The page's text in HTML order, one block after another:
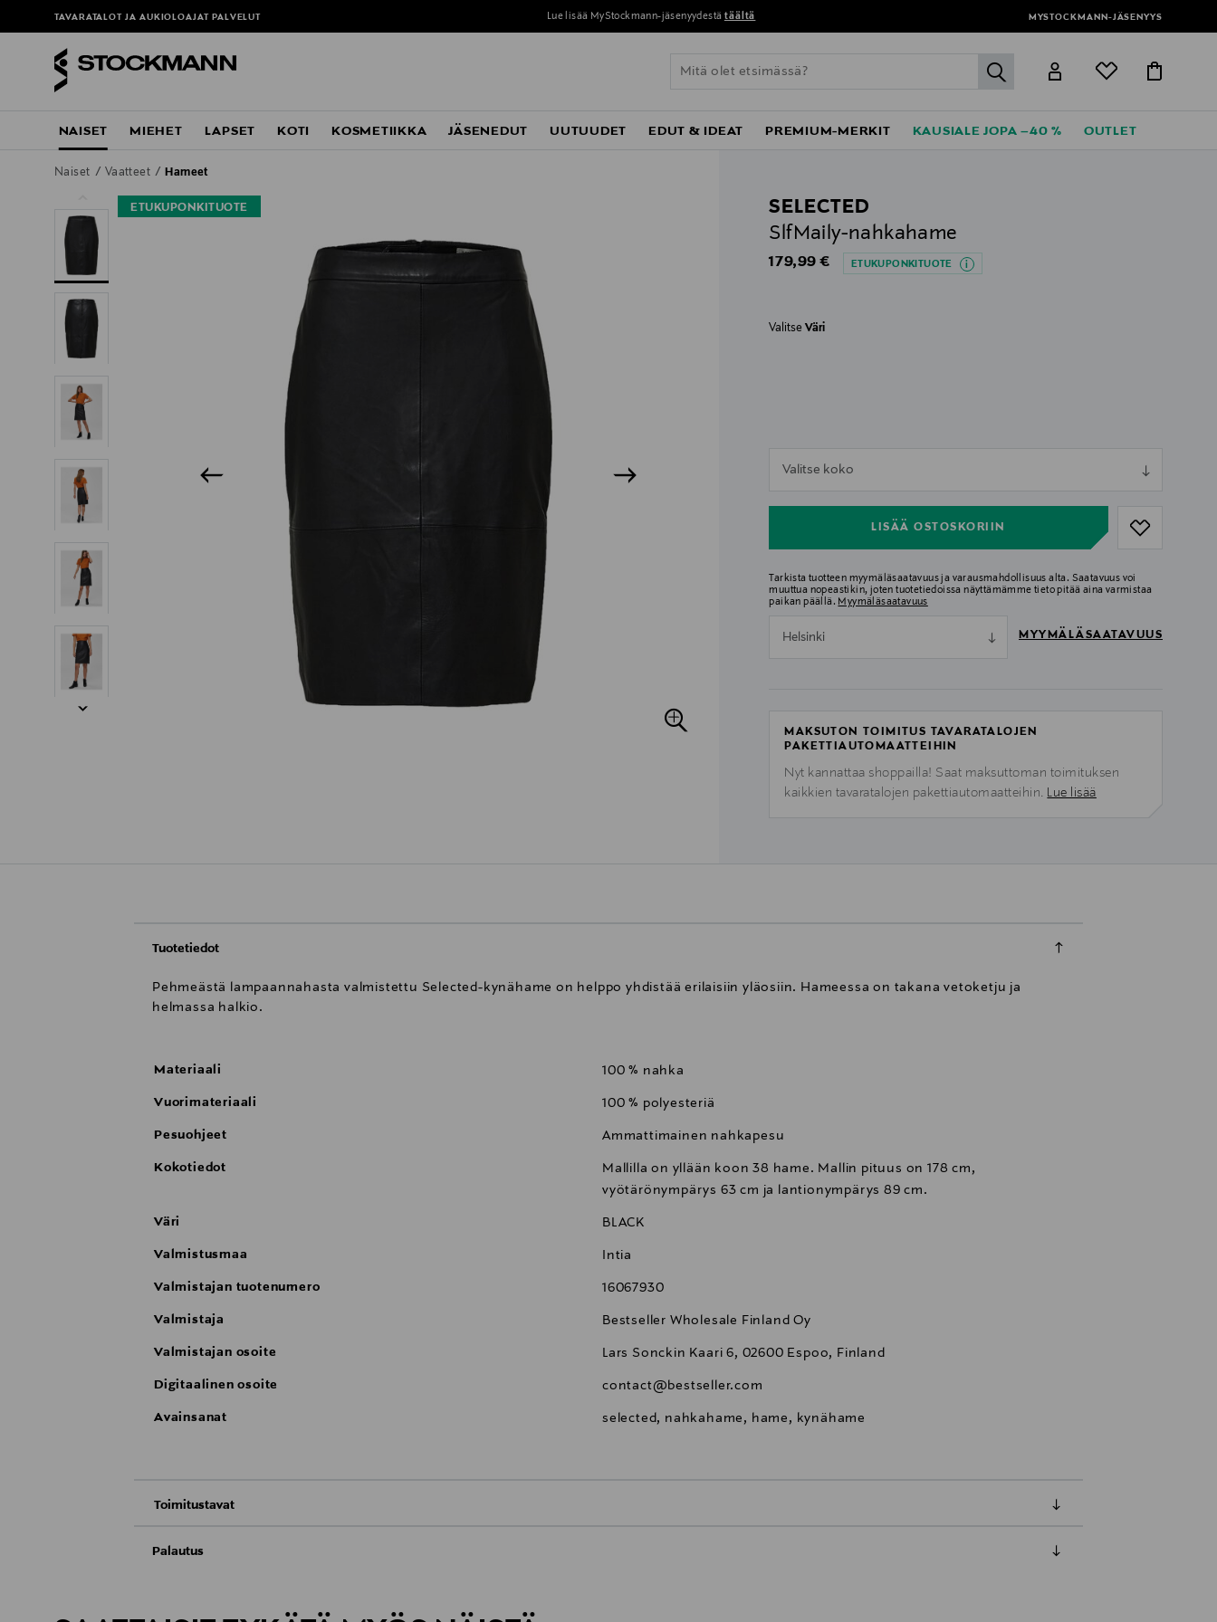
TAVARATALOT JA AUKIOLOAJAT PALVELUT Lue lisää MyStockmann-jäsenyydestä täältä MYSTOCKMANN-JÄSENYYS
label.header.go
NAISET MIEHET LAPSET KOTI KOSMETIIKKA JÄSENEDUT UUTUUDET EDUT & IDEAT PREMIUM-MERKIT KAUSIALE JOPA –40 % OUTLET
Naiset Vaatteet Hameet
ETUKUPONKITUOTE
SELECTED
SlfMaily-nahkahame
Original Price
179,99 € ETUKUPONKITUOTE
ValitseVäri
Valitse koko
LISÄÄ OSTOSKORIIN
Tarkista tuotteen myymäläsaatavuus ja varausmahdollisuus alta. Saatavuus voi
muuttua nopeastikin, joten tuotetiedoissa näyttämämme tieto pitää aina varmistaa
paikan päällä. Myymäläsaatavuus
Helsinki MYYMÄLÄSAATAVUUS
MAKSUTON TOIMITUS TAVARATALOJEN
PAKETTIAUTOMAATTEIHIN
Nyt kannattaa shoppailla! Saat maksuttoman toimituksen
kaikkien tavaratalojen pakettiautomaatteihin. Lue lisää
Tuotetiedot
Pehmeästä lampaannahasta valmistettu Selected-kynähame on helppo yhdistää erilaisiin yläosiin. Hameessa on takana vetoketju ja
helmassa halkio.
Materiaali 100 % nahka
Vuorimateriaali 100 % polyesteriä
Pesuohjeet Ammattimainen nahkapesu
Kokotiedot
Mallilla on yllään koon 38 hame. Mallin pituus on 178 cm,
vyötärönympärys 63 cm ja lantionympärys 89 cm.
Väri BLACK
Valmistusmaa Intia
Valmistajan tuotenumero 16067930
Valmistaja Bestseller Wholesale Finland Oy
Valmistajan osoite Lars Sonckin Kaari 6, 02600 Espoo, Finland
Digitaalinen osoite contact@bestseller.com
Avainsanat selected, nahkahame, hame, kynähame
Toimitustavat
Palautus